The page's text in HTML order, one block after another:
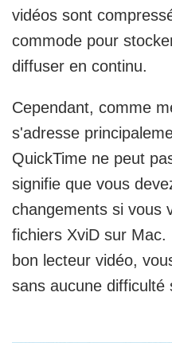
vidéos sont
commode pour
diffuser en continu.
Cependant, comme
s'adresse
QuickTime ne peut
signifie que vous
changements si vous
fichiers XviD sur
bon lecteur vidéo,
sans aucune difficulté